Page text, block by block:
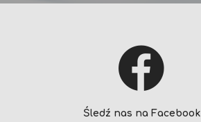
Śledź nas na Facebook